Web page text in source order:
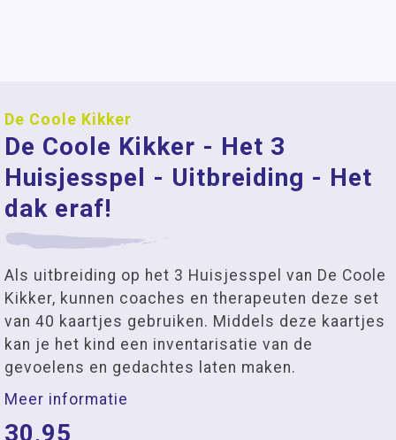
De Coole Kikker
De Coole Kikker - Het 3
Huisjesspel - Uitbreiding - Het
dak eraf!
Als uitbreiding op het 3 Huisjesspel van De Coole
Kikker, kunnen coaches en therapeuten deze set
van 40 kaartjes gebruiken. Middels deze kaartjes
kan je het kind een inventarisatie van de
gevoelens en gedachtes laten maken.
Meer informatie
30,95